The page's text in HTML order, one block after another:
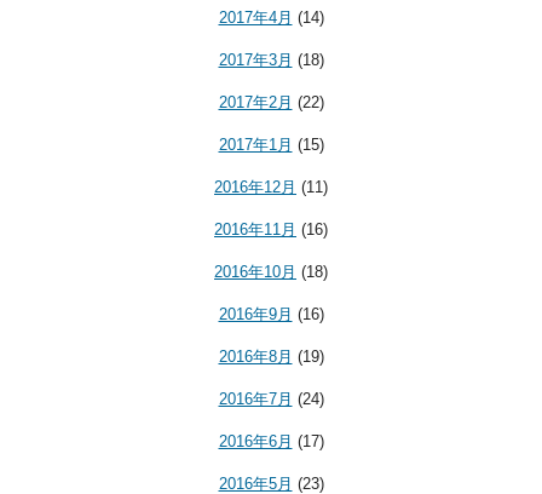
2017年4月 (14)
2017年3月 (18)
2017年2月 (22)
2017年1月 (15)
2016年12月 (11)
2016年11月 (16)
2016年10月 (18)
2016年9月 (16)
2016年8月 (19)
2016年7月 (24)
2016年6月 (17)
2016年5月 (23)